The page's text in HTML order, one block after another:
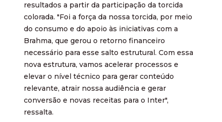
resultados a partir da participação da torcida
colorada. "Foi a força da nossa torcida, por meio
do consumo e do apoio às iniciativas com a
Brahma, que gerou o retorno financeiro
necessário para esse salto estrutural. Com essa
nova estrutura, vamos acelerar processos e
elevar o nível técnico para gerar conteúdo
relevante, atrair nossa audiência e gerar
conversão e novas receitas para o Inter",
ressalta.